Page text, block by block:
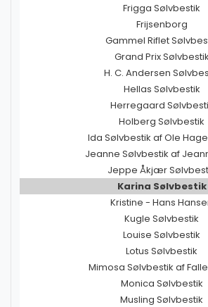
Frigga Sølvbestik
Frijsenborg
Gammel Riflet
Grand Prix Sølvbestik
H. C. Andersen
Hellas Sølvbestik
Herregaard
Holberg Sølvbestik
Ida Sølvbestik af Ole
Jeanne Sølvbestik af
Jeppe Åkjær
Karina Sølvbestik
Kristine - Hans
Kugle Sølvbestik
Louise Sølvbestik
Lotus Sølvbestik
Mimosa Sølvbestik af
Monica Sølvbestik
Musling Sølvbestik